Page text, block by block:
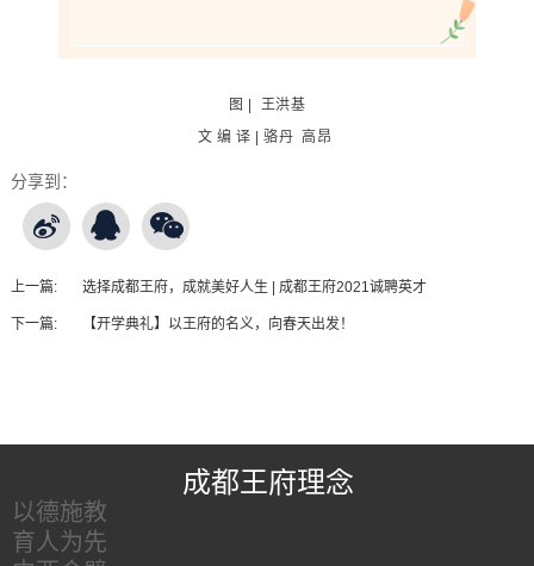
图 | 王洪基
文 编 译 | 骆丹 高昂
分享到：
上一篇: 选择成都王府，成就美好人生 | 成都王府2021诚聘英才
下一篇: 【开学典礼】以王府的名义，向春天出发！
成都王府理念
以德施教
育人为先